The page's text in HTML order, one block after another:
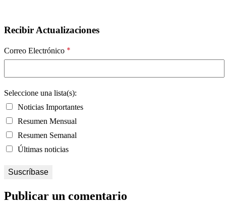
Recibir Actualizaciones
Correo Electrónico *
Seleccione una lista(s):
Noticias Importantes
Resumen Mensual
Resumen Semanal
Últimas noticias
Publicar un comentario